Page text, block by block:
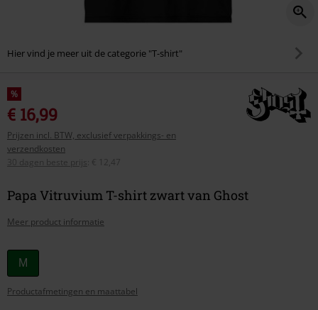
Hier vind je meer uit de categorie "T-shirt"
%
€ 16,99
Prijzen incl. BTW, exclusief verpakkings- en
verzendkosten
30 dagen beste prijs
€ 12,47
Papa Vitruvium T-shirt zwart van Ghost
Meer product informatie
Kies
je
maat
M
Productafmetingen en maattabel